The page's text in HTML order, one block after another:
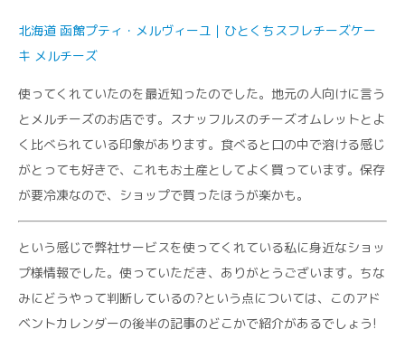
北海道 函館プティ・メルヴィーユ｜ひとくちスフレチーズケー
キ メルチーズ
使ってくれていたのを最近知ったのでした。地元の人向けに言う
とメルチーズのお店です。スナッフルスのチーズオムレットとよ
く比べられている印象があります。食べると口の中で溶ける感じ
がとっても好きで、これもお土産としてよく買っています。保存
が要冷凍なので、ショップで買ったほうが楽かも。
という感じで弊社サービスを使ってくれている私に身近なショッ
プ様情報でした。使っていただき、ありがとうございます。ちな
みにどうやって判断しているの?という点については、このアド
ベントカレンダーの後半の記事のどこかで紹介があるでしょう!